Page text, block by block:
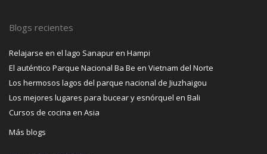
Blogs recientes
Relajarse en el lago Sanapur en Hampi
El auténtico Parque Nacional Ba Be en Vietnam del Norte
Los hermosos lagos del parque nacional de Jiuzhaigou
Los mejores lugares para bucear y esnórquel en Bali
Cursos de cocina en Asia
Más blogs